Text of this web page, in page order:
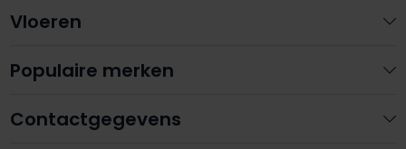
Contactgegevens
Vloeren
Populaire merken